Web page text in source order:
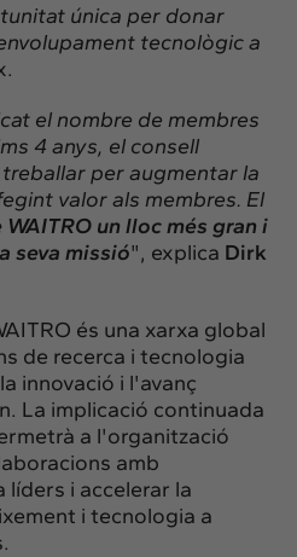
única per donar
tecnològic a
el nombre de membres
4 anys, el consell
per augmentar la
valor als membres. El
WAITRO un lloc més gran i
seva missió", explica Dirk
és una xarxa global
de recerca i tecnologia
innovació i l'avanç
La implicació continuada
a l'organització
amb
líders i accelerar la
i tecnologia a